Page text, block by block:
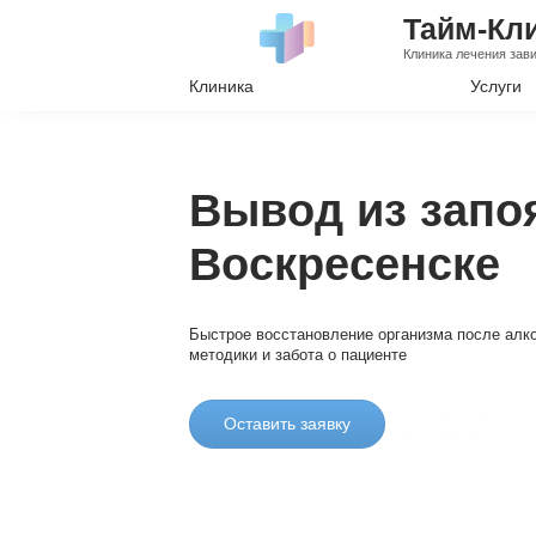
Тайм-
Клиника лечения
Клиника Услуги
Вывод из
Вывод из
Воскресенске
Быстрое восстановление организма после
методики и забота о пациенте
Оставить заявку